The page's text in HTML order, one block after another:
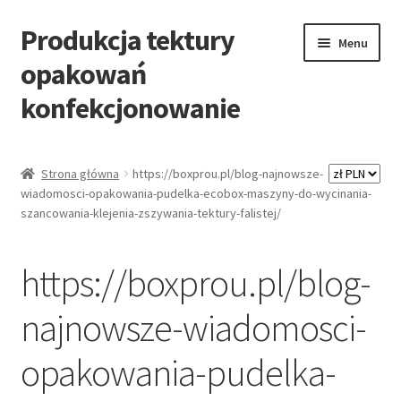
Przejdź
do
nawigacji
Przejdź
do
treści
Produkcja tektury
opakowań
konfekcjonowanie
Menu
-Opakowania-
Blog
Formularz zapytania
Gdzie szukać producenta tektury falistej i producenta
Strona główna
https://boxprou.pl/blog-najnowsze-
wiadomosci-opakowania-pudelka-ecobox-maszyny-do-wycinania-
szancowania-klejenia-zszywania-tektury-falistej/
https://boxprou.pl/blog-
najnowsze-wiadomosci-
opakowania-pudelka-